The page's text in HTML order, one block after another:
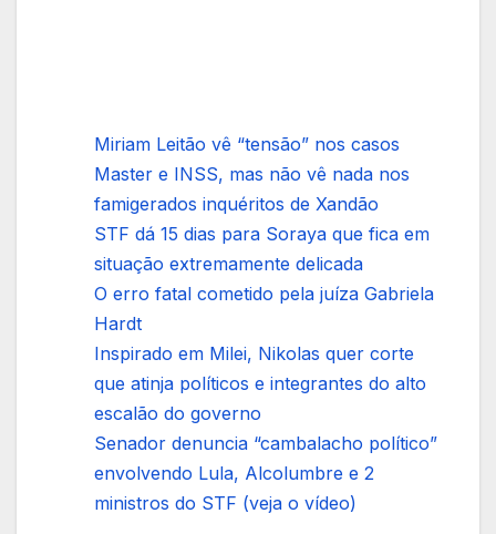
Miriam Leitão vê “tensão” nos casos
Master e INSS, mas não vê nada nos
famigerados inquéritos de Xandão
STF dá 15 dias para Soraya que fica em
situação extremamente delicada
O erro fatal cometido pela juíza Gabriela
Hardt
Inspirado em Milei, Nikolas quer corte
que atinja políticos e integrantes do alto
escalão do governo
Senador denuncia “cambalacho político”
envolvendo Lula, Alcolumbre e 2
ministros do STF (veja o vídeo)